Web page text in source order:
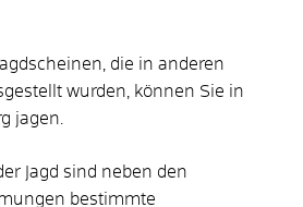
die in anderen
wurden, können Sie in
jagen.
Jagd sind neben den
bestimmte